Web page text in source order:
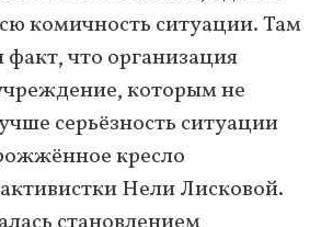
комичность ситуации. Там
факт, что организация
которым не
серьёзность ситуации
кресло
Нели Лисковой.